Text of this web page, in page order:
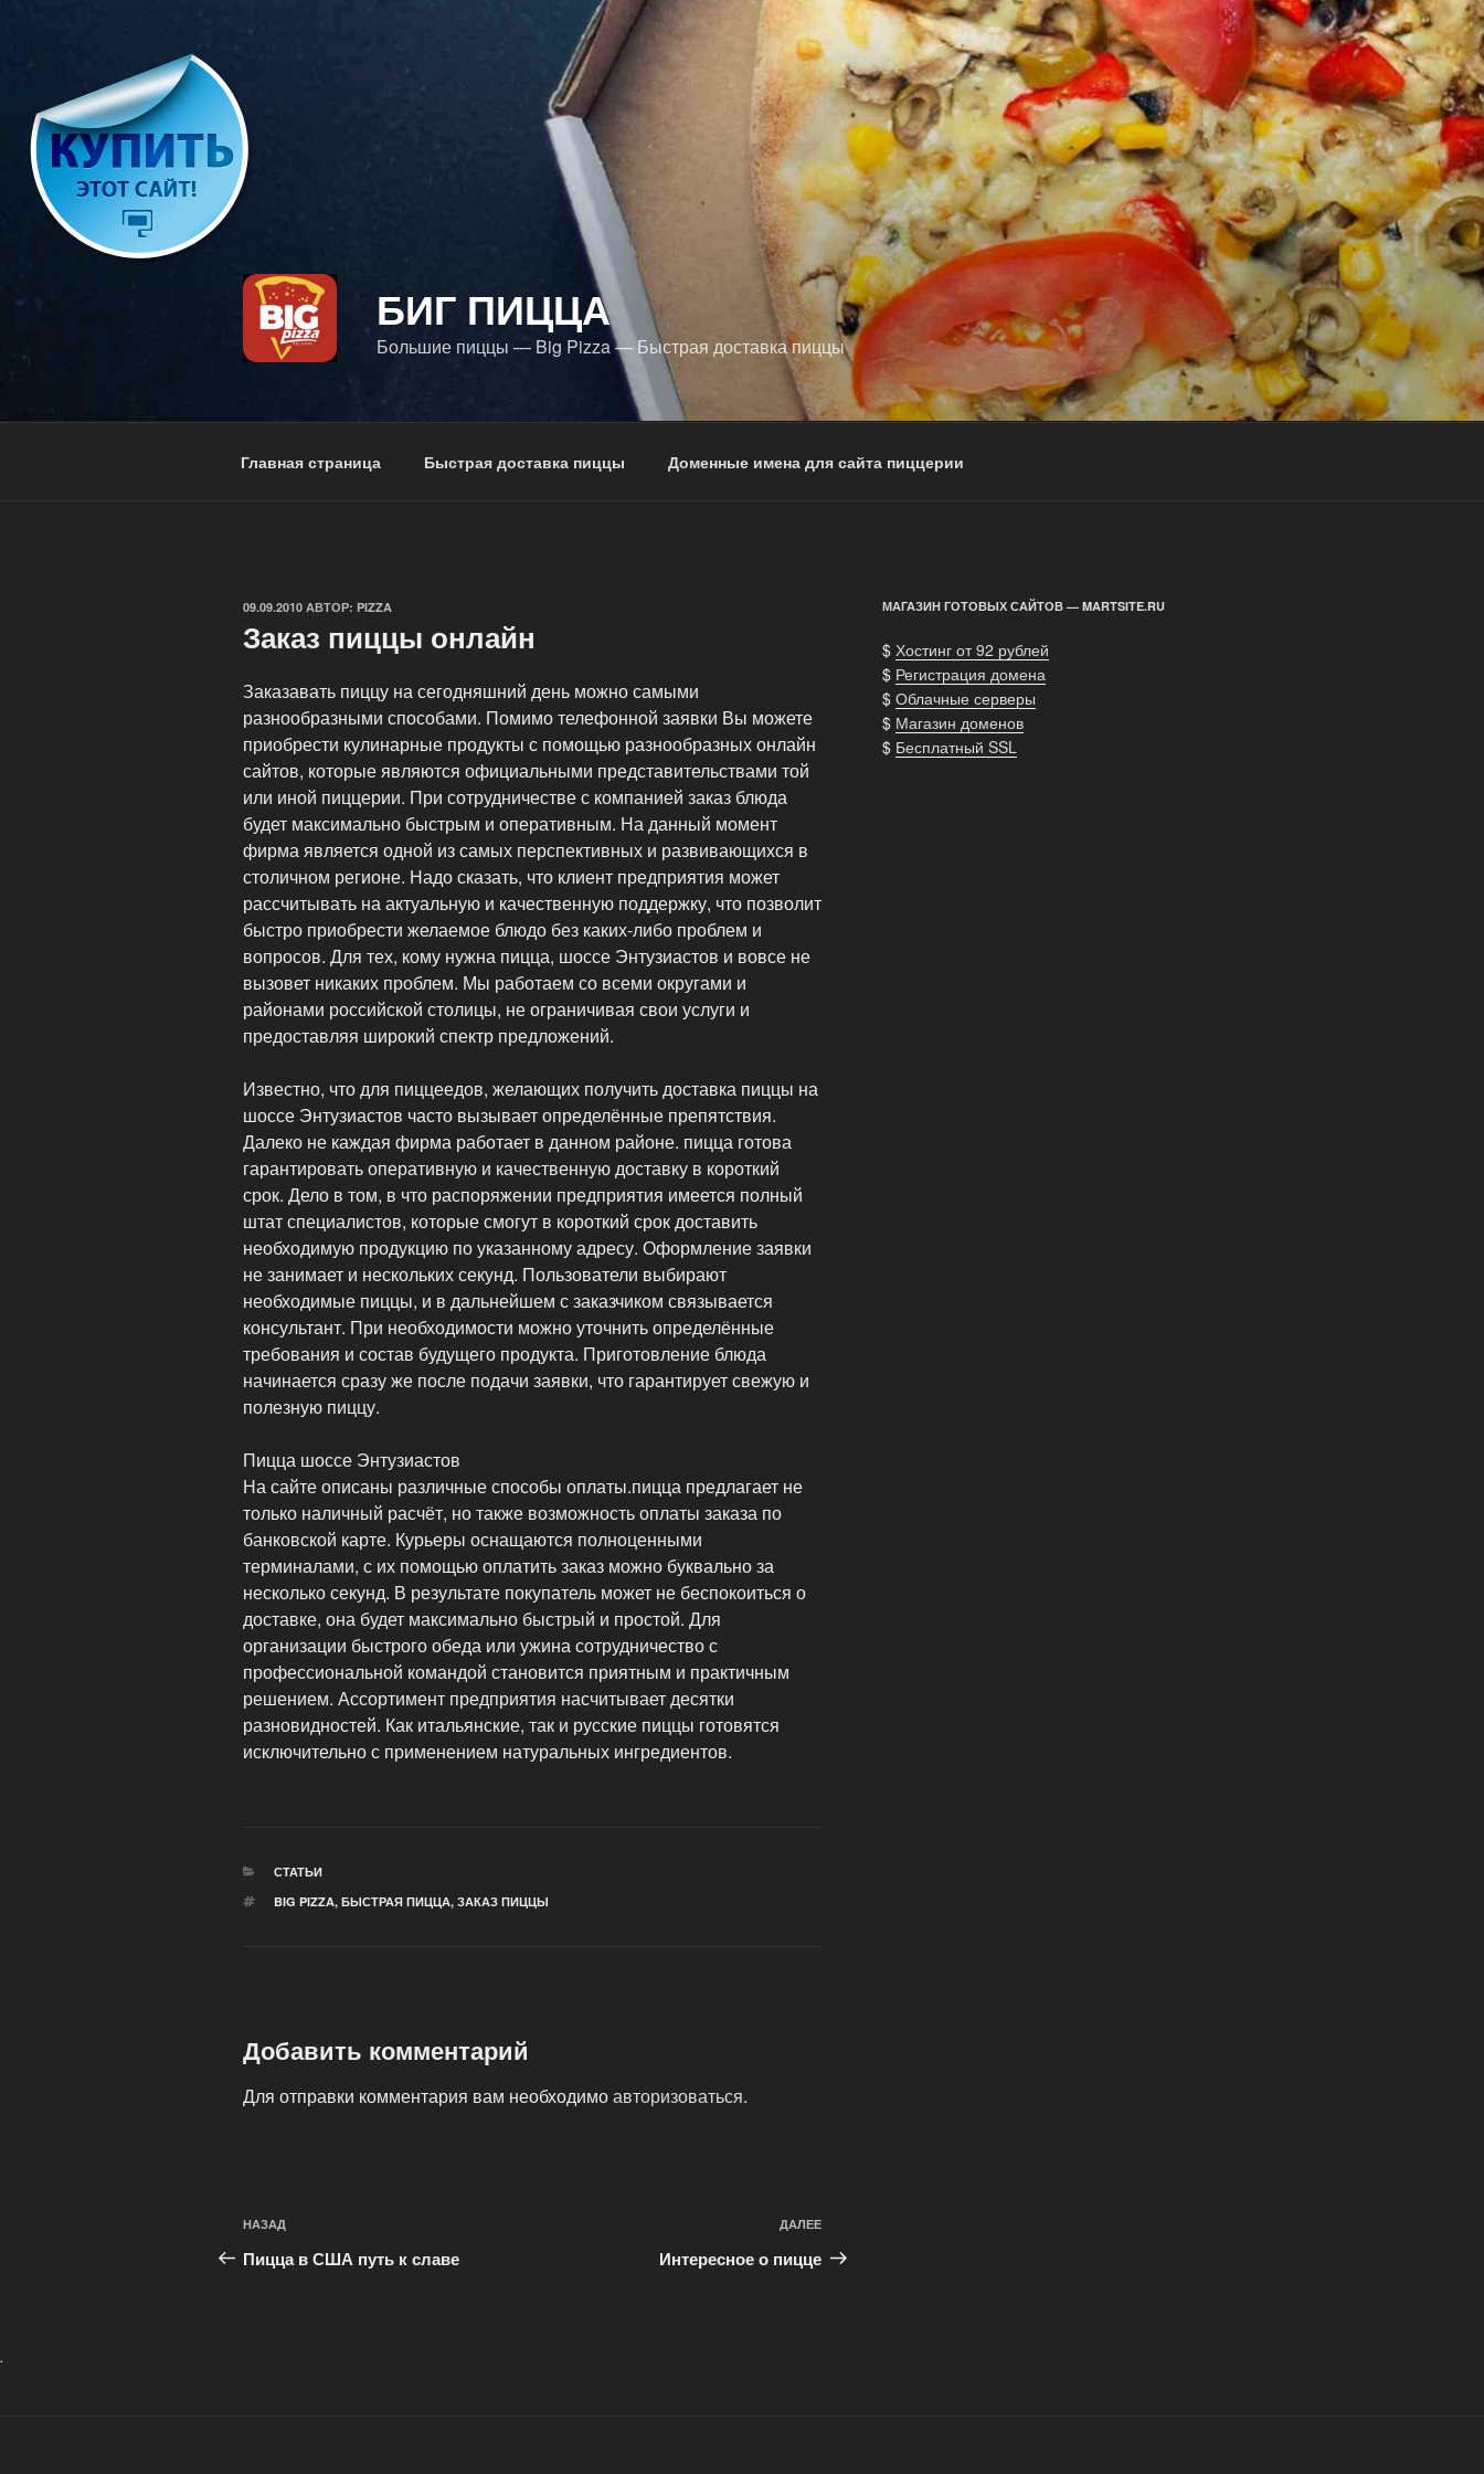
содержимому
БИГ ПИЦЦА
Большие пиццы — Big Pizza — Быстрая доставка пиццы
Главная страница Быстрая доставка пиццы Доменные имена для сайта пиццерии
ОПУБЛИКОВАНО
09.09.2010 АВТОР: PIZZA
Заказ пиццы онлайн
Заказавать пиццу на сегодняшний день можно самыми
разнообразными способами. Помимо телефонной заявки Вы можете
приобрести кулинарные продукты с помощью разнообразных онлайн
сайтов, которые являются официальными представительствами той
или иной пиццерии. При сотрудничестве с компанией заказ блюда
будет максимально быстрым и оперативным. На данный момент
фирма является одной из самых перспективных и развивающихся в
столичном регионе. Надо сказать, что клиент предприятия может
рассчитывать на актуальную и качественную поддержку, что позволит
быстро приобрести желаемое блюдо без каких-либо проблем и
вопросов. Для тех, кому нужна пицца, шоссе Энтузиастов и вовсе не
вызовет никаких проблем. Мы работаем со всеми округами и
районами российской столицы, не ограничивая свои услуги и
предоставляя широкий спектр предложений.
Известно, что для пиццеедов, желающих получить доставка пиццы на
шоссе Энтузиастов часто вызывает определённые препятствия.
Далеко не каждая фирма работает в данном районе. пицца готова
гарантировать оперативную и качественную доставку в короткий
срок. Дело в том, в что распоряжении предприятия имеется полный
штат специалистов, которые смогут в короткий срок доставить
необходимую продукцию по указанному адресу. Оформление заявки
не занимает и нескольких секунд. Пользователи выбирают
необходимые пиццы, и в дальнейшем с заказчиком связывается
консультант. При необходимости можно уточнить определённые
требования и состав будущего продукта. Приготовление блюда
начинается сразу же после подачи заявки, что гарантирует свежую и
полезную пиццу.
Пицца шоссе Энтузиастов
На сайте описаны различные способы оплаты.пицца предлагает не
только наличный расчёт, но также возможность оплаты заказа по
банковской карте. Курьеры оснащаются полноценными
терминалами, с их помощью оплатить заказ можно буквально за
несколько секунд. В результате покупатель может не беспокоиться о
доставке, она будет максимально быстрый и простой. Для
организации быстрого обеда или ужина сотрудничество с
профессиональной командой становится приятным и практичным
решением. Ассортимент предприятия насчитывает десятки
разновидностей. Как итальянские, так и русские пиццы готовятся
исключительно с применением натуральных ингредиентов.
РУБРИКИ
СТАТЬИ
МЕТКИ
BIG PIZZA, БЫСТРАЯ ПИЦЦА, ЗАКАЗ ПИЦЦЫ
Добавить комментарий
Для отправки комментария вам необходимоавторизоваться.
Навигация
по
Предыдущая
запись:
НАЗАД
Пицца в США путь к славе
запись
ДАЛЕЕ
Интересное о пицце
МАГАЗИН ГОТОВЫХ САЙТОВ — MARTSITE.RU
$ Хостинг от 92 рублей
$ Регистрация домена
$ Облачные серверы
$ Магазин доменов
$ Бесплатный SSL
.